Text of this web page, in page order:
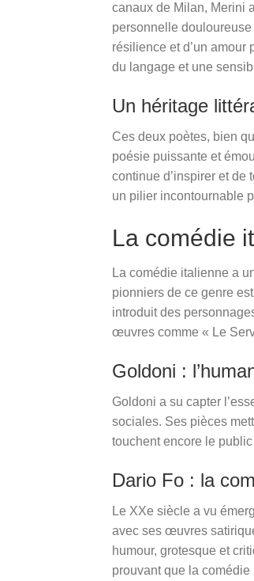
canaux de Milan, Merini
personnelle
résilience et d’un
du langage et une
Un héritage
Ces deux poètes, bien
poésie puissante et
continue d’inspirer et
un pilier incontournable
La comédie
La comédie italienne a
pionniers de ce genre
introduit des
œuvres comme « Le
Goldoni :
Goldoni a su capter
sociales. Ses pièces
touchent encore le
Dario Fo : la
Le XXe siècle a vu
avec ses œuvres
humour, grotesque et
prouvant que la